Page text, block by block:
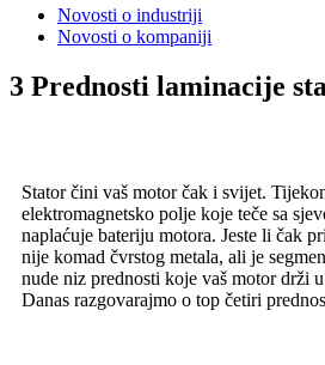
Novosti o industriji
Novosti o kompaniji
3 Prednosti laminacije
Stator čini vaš motor čak i svijet.
elektromagnetsko polje koje teče sa
naplaćuje bateriju motora. Jeste li čak
nije komad čvrstog metala, ali je
nude niz prednosti koje vaš motor drži
Danas razgovarajmo o top četiri